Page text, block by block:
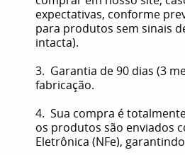
expectativas, conforme
para produtos sem sinais
intacta).
3. Garantia de 90 dias (3
fabricação.
4. Sua compra é
os produtos são enviados
Eletrônica (NFe),